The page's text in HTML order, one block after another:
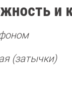
и
(затычки)